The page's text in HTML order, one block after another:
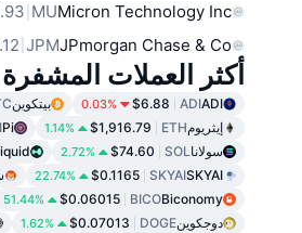
Micron Technology Inc
MU
JPmorgan Chase & Co
JPM
أكثر العملات المشفرة
ADI
ADI
$6.88
0.03% بيتكوين
إيثريومETH
$1,916.79
1.14%
Pi
سولانا SOL
$74.60
2.72%
SKYAI
SKYAI
$0.1165
22.74%
Biconomy
BICO
$0.06015
51.44%
دوجكوينDOGE
$0.07013
1.62%